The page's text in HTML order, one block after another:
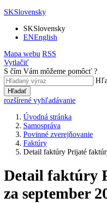
SKSlovensky
SKSlovensky
ENEnglish
Mapa webu RSS
Vytlačiť
S čím Vám môžeme pomôcť ?
Hľadať
rozšírené vyhľadávanie
Úvodná stránka
Samospráva
Povinné zverejňovanie
Faktúry
Detail faktúry Prijaté
Detail faktúry
za september